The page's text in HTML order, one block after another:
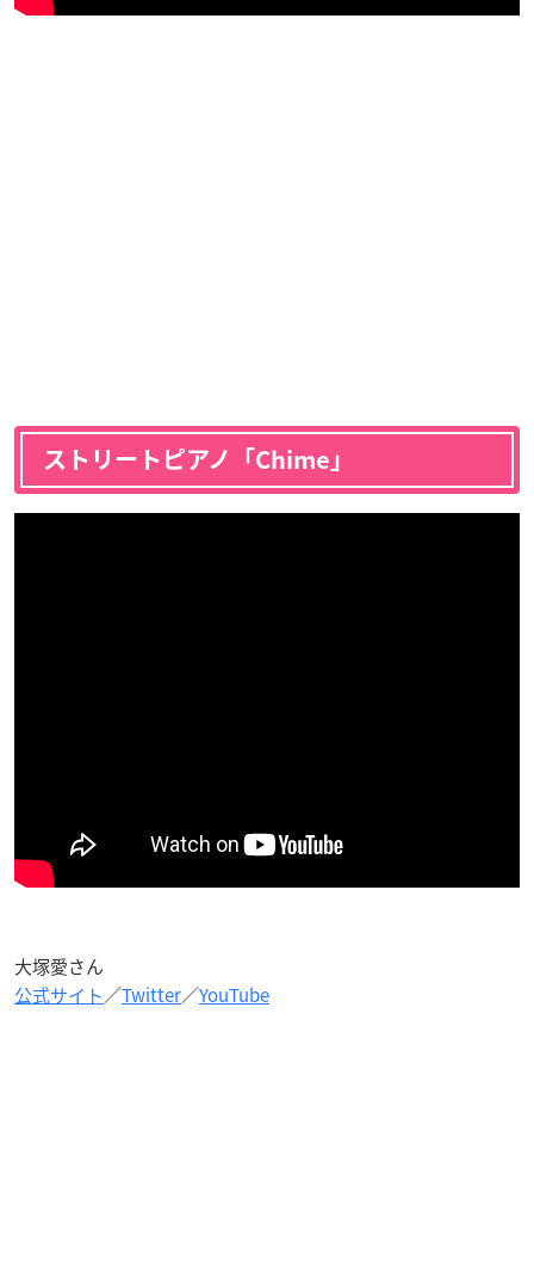
ストリートピアノ「Chime」
大塚愛さん
公式サイト／Twitter／YouTube